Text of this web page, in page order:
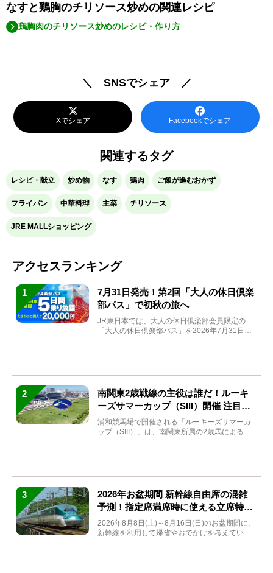
なすと鶏胸のチリソース炒めの関連レシピ
鶏胸肉のチリソース炒めのレシピ・作り方
＼ SNSでシェア ／
Xでシェア Facebookでシェア
関連するタグ
レシピ・献立 炒め物 なす 鶏肉 ご飯が進むおかず
フライパン 中華料理 主菜 チリソース
JRE MALLショッピング
アクセスランキング
1
7月31日発売！第2回「大人の休日倶楽
部パス」で初秋の旅へ
JR東日本では、大人の休日倶楽部会員限定の
「大人の休日倶楽部パス」を2026年7月31日
2
南関東2歳戦線の主役は誰だ！ルーキ
ーズサマーカップ（SIII）開催 注目馬
と見どころをチェック
浦和競馬場で開催される「ルーキーズサマーカ
ップ（SIII）」は、南関東所属の2歳馬による注
3
2026年お盆期間 新幹線自由席の混雑
予測！指定席満席時に使える立席特急
券も解説
2026年8月8日(土)～8月16日(日)のお盆期間に、
新幹線を利用して帰省やおでかけを考えている